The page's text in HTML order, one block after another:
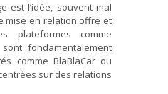
est l’idée, souvent mal
mise en relation offre et
plateformes comme
fondamentalement
comme BlaBlaCar ou
sur des relations